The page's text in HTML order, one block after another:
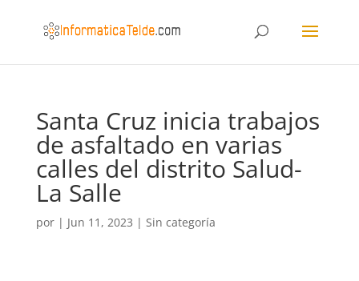
Santa Cruz inicia trabajos
de asfaltado en varias
calles del distrito Salud-
La Salle
por | Jun 11, 2023 | Sin categoría